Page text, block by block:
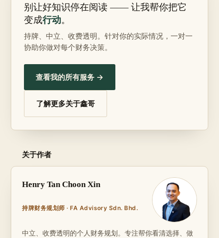
别让好知识停在阅读 —— 让我帮你把它
变成行动。
持牌、中立、收费透明。针对你的实际情况，一对一
协助你做对每个财务决策。
查看我的所有服务 →
了解更多关于鑫哥
关于作者
Henry Tan Choon Xin
持牌财务规划师 · FA Advisory Sdn. Bhd.
中立、收费透明的个人财务规划。专注帮你看清选择、做